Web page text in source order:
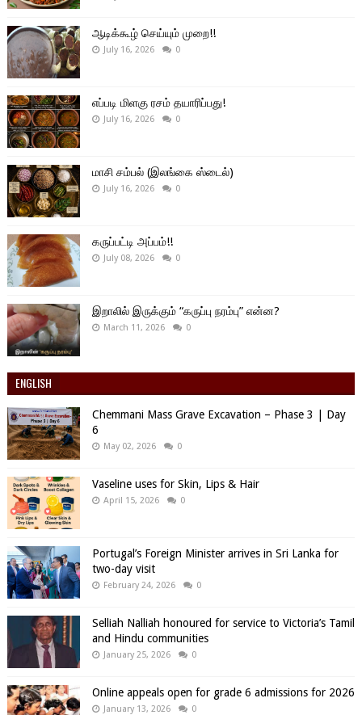
ஆடிக்கூழ் செய்யும் முறை!!
July 16, 2026 0
எப்படி மிளகு ரசம் தயாரிப்பது!
July 16, 2026 0
மாசி சம்பல் (இலங்கை ஸ்டைல்)
July 16, 2026 0
கருப்பட்டி அப்பம்!!
July 08, 2026 0
இறாலில் இருக்கும் “கருப்பு நரம்பு” என்ன?
March 11, 2026 0
ENGLISH
Chemmani Mass Grave Excavation – Phase 3 | Day
6
May 02, 2026 0
Vaseline uses for Skin, Lips & Hair
April 15, 2026 0
Portugal’s Foreign Minister arrives in Sri Lanka for
two-day visit
February 24, 2026 0
Selliah Nalliah honoured for service to Victoria’s Tamil
and Hindu communities
January 25, 2026 0
Online appeals open for grade 6 admissions for 2026
January 13, 2026 0